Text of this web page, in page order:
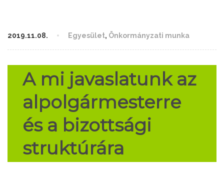
2019.11.08. Egyesület, Önkormányzati munka
A mi javaslatunk az
alpolgármesterre
és a bizottsági
struktúrára